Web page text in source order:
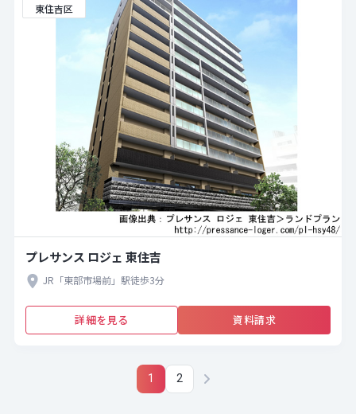
東住吉区
プレサンス ロジェ 東住吉
JR「東部市場前」駅徒歩3分
詳細を見る 資料請求
1 2